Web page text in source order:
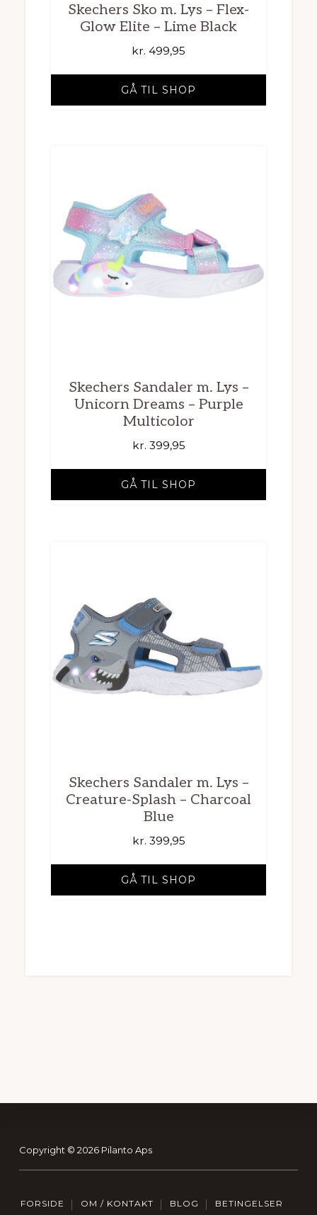
Skechers Sko m. Lys – Flex-
Glow Elite – Lime Black
kr. 499,95
GÅ TIL SHOP
Skechers Sandaler m. Lys –
Unicorn Dreams – Purple
Multicolor
kr. 399,95
GÅ TIL SHOP
Skechers Sandaler m. Lys –
Creature-Splash – Charcoal
Blue
kr. 399,95
GÅ TIL SHOP
Footer
Copyright © 2026 Pilanto Aps
FORSIDE OM / KONTAKT BLOG BETINGELSER